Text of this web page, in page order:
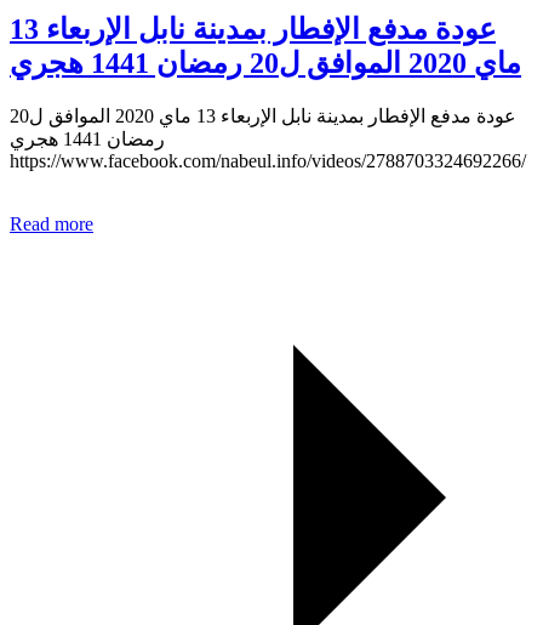
عودة مدفع الإفطار بمدينة نابل الإربعاء 13
ماي 2020 الموافق ل20 رمضان 1441 هجري
عودة مدفع الإفطار بمدينة نابل الإربعاء 13 ماي 2020 الموافق ل20
رمضان 1441 هجري
https://www.facebook.com/nabeul.info/videos/2788703324692266/
Read more